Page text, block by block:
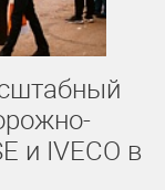
и IVECO в